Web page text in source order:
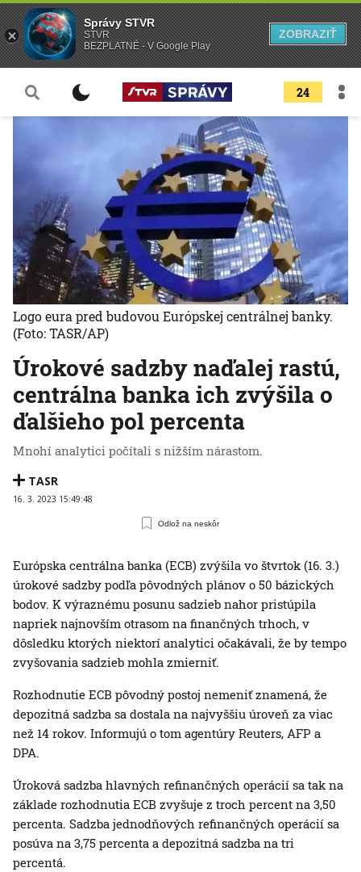
24
Úrokové sadzby naďalej rastú,
centrálna banka ich zvýšila o
ďalšieho pol percenta
Mnohí analytici počítali s nižším nárastom.
TASR
16. 3. 2023 15:49:48
Odlož na neskôr
Logo eura pred budovou Európskej centrálnej banky.
(Foto: TASR/AP)
Európska centrálna banka (ECB) zvýšila vo štvrtok (16. 3.)
úrokové sadzby podľa pôvodných plánov o 50 bázických
bodov. K výraznému posunu sadzieb nahor pristúpila
napriek najnovším otrasom na finančných trhoch, v
dôsledku ktorých niektorí analytici očakávali, že by tempo
zvyšovania sadzieb mohla zmierniť.
Rozhodnutie ECB pôvodný postoj nemeniť znamená, že
depozitná sadzba sa dostala na najvyššiu úroveň za viac
než 14 rokov. Informujú o tom agentúry Reuters, AFP a
DPA.
Úroková sadzba hlavných refinančných operácií sa tak na
základe rozhodnutia ECB zvyšuje z troch percent na 3,50
percenta. Sadzba jednodňových refinančných operácií sa
posúva na 3,75 percenta a depozitná sadzba na tri
percentá.
Správy STVR
STVR
BEZPLATNÉ - V Google Play
ZOBRAZIŤ